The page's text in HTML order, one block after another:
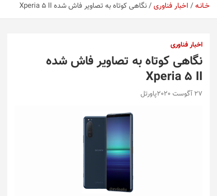
خـانـه اخبار فناوری نگاهی کوتاه به تصاویر فاش شده Xperia 5 II
اخبار فناوری
نگاهی کوتاه به تصاویر فاش شده
Xperia 5 II
27 آگوست 2020 پاورتل